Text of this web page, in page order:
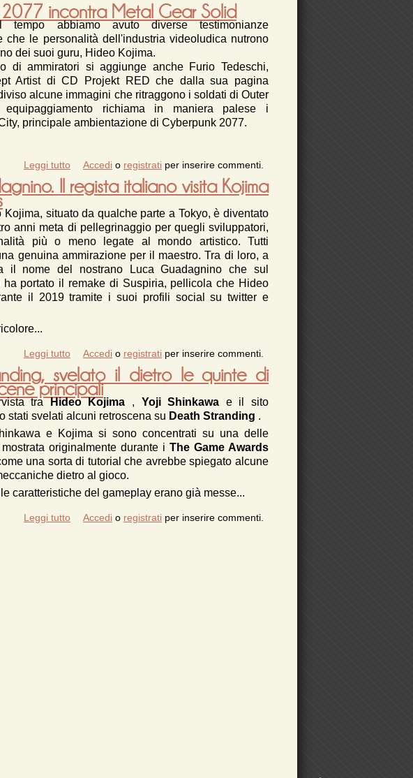
incontra Metal Gear Solid
abbiamo avuto diverse testimonianze
che le personalità dell'industria videoludica nutrono
dei suoi guru, Hideo Kojima.
di ammiratori si aggiunge anche Furio Tedeschi,
Artist di CD Projekt RED che dalla sua pagina
alcune immagini che ritraggono i soldati di Outer
richiama in maniera palese i
principale ambientazione di Cyberpunk 2077.
Leggi tutto su Cyberpunk 2077 incontra Metal Gear Solid
Accedi o registrati per inserire commenti.
Il regista italiano visita Kojima
situato da qualche parte a Tokyo, è diventato
anni meta di pellegrinaggio per quegli sviluppatori,
più o meno legate al mondo artistico. Tutti
genuina ammirazione per il maestro. Tra di loro, a
il nome del nostrano Luca Guadagnino che sul
ha portato il remake di Suspiria, pellicola che Hideo
il 2019 tramite i suoi profili social su twitter e
Leggi tutto
su Luca Guadagnino. Il regista italiano visita
Kojima Productions
Accedi o registrati per inserire commenti.
svelato il dietro le quinte di
principali
traHideo Kojima , Yoji Shinkawa e il sito
stati svelati alcuni retroscena su Death Stranding .
e Kojima si sono concentrati su una delle
originalmente durante i The Game Awards
una sorta di tutorial che avrebbe spiegato alcune
dietro al gioco.
caratteristiche del gameplay erano già messe...
Leggi tutto
su Death Stranding, svelato il dietro le quinte di
Accedi o registrati per inserire commenti.